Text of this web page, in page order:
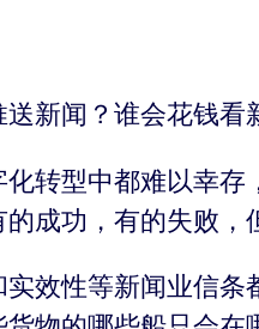
新闻？谁会花钱
转型中都难以幸
成功，有的失败，
效性等新闻业信